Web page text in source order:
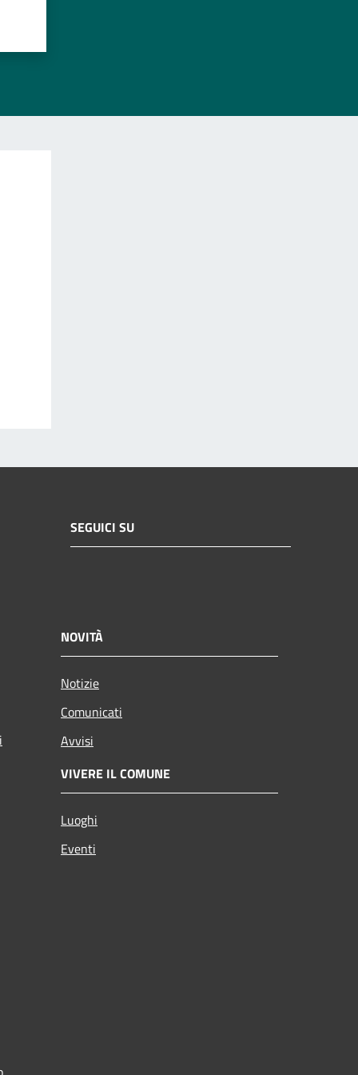
SEGUICI SU
NOVITÀ
Notizie
Comunicati
Avvisi
VIVERE IL COMUNE
Luoghi
Eventi